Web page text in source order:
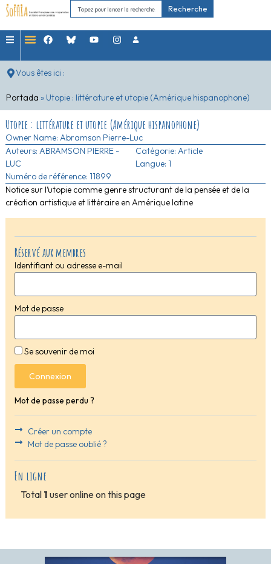
Recherche
Vous êtes ici :
Portada » Utopie : littérature et utopie (Amérique hispanophone)
Réservé aux membres
Identifiant ou adresse e-mail
Mot de passe
Se souvenir de moi
Connexion
Mot de passe perdu ?
Créer un compte
Mot de passe oublié ?
En ligne
Total 1 user online on this page
Utopie : littérature et utopie (Amérique hispanophone)
Owner Name: Abramson Pierre-Luc
Auteurs: ABRAMSON PIERRE -
LUC
Numéro de référence: 11899
Catégorie: Article
Langue: 1
Notice sur l’utopie comme genre structurant de la pensée et de la
création artistique et littéraire en Amérique latine